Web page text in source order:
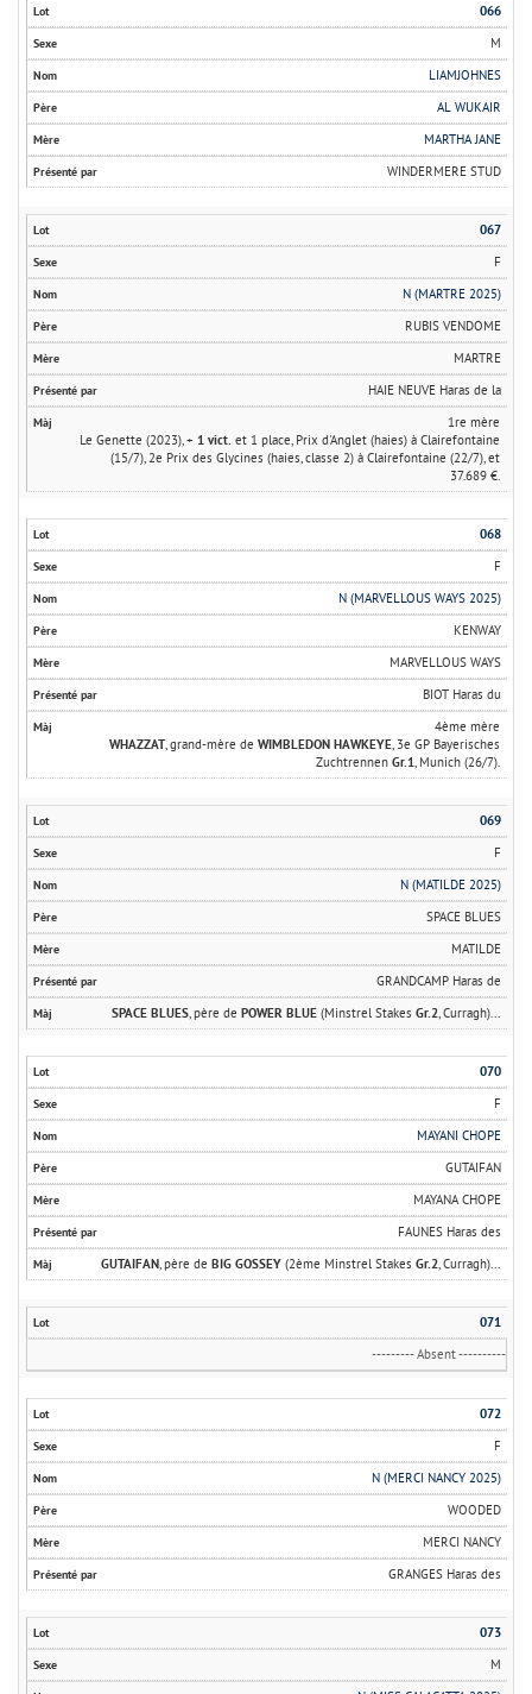
066
M
LIAMJOHNES
AL WUKAIR
MARTHA JANE
WINDERMERE STUD
067
F
N (MARTRE 2025)
RUBIS VENDOME
MARTRE
HAIE NEUVE Haras de la
1re mère
Le Genette (2023), + 1 vict. et 1 place, Prix d'Anglet (haies) à Clairefontaine
(15/7), 2e Prix des Glycines (haies, classe 2) à Clairefontaine (22/7), et
37.689 €.
068
F
N (MARVELLOUS WAYS 2025)
KENWAY
MARVELLOUS WAYS
BIOT Haras du
4ème mère
WHAZZAT, grand-mère deWIMBLEDON HAWKEYE , 3e GP Bayerisches
ZuchtrennenGr.1 , Munich (26/7).
069
F
N (MATILDE 2025)
SPACE BLUES
MATILDE
GRANDCAMP Haras de
SPACE BLUES , père dePOWER BLUE (Minstrel StakesGr.2 , Curragh)...
070
F
MAYANI CHOPE
GUTAIFAN
MAYANA CHOPE
FAUNES Haras des
GUTAIFAN , père deBIG GOSSEY (2ème Minstrel StakesGr.2 , Curragh)...
071
--------- Absent ----------
072
F
N (MERCI NANCY 2025)
WOODED
MERCI NANCY
GRANGES Haras des
073
M